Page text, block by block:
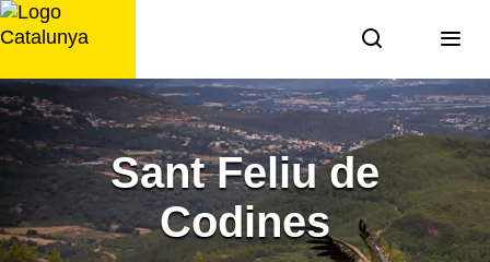
Saltar
al
Sant Feliu de
Codines